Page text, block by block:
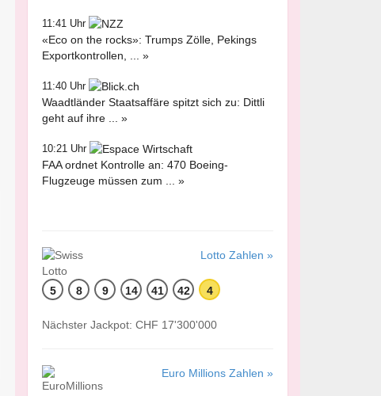
11:41 Uhr
«Eco on the rocks»: Trumps Zölle, Pekings
Exportkontrollen, ... »
11:40 Uhr
Waadtländer Staatsaffäre spitzt sich zu: Dittli
geht auf ihre ... »
10:21 Uhr
FAA ordnet Kontrolle an: 470 Boeing-
Flugzeuge müssen zum ... »
Lotto Zahlen »
5 8 9 14 41 42 4
Nächster Jackpot: CHF 17'300'000
Euro Millions Zahlen »